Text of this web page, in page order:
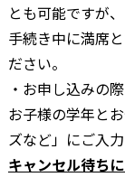
とも可能ですが、
手続き中に満席
ださい。
・お申し込みの
お子様の学年と
ズなど」にご入力
キャンセル待ち